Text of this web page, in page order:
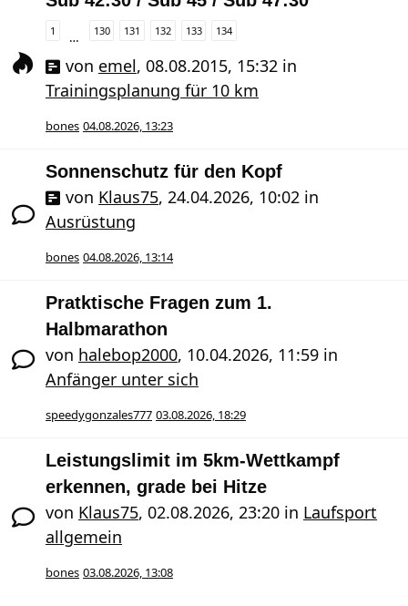
1 … 130 131 132 133 134
von emel, 08.08.2015, 15:32 in
Trainingsplanung für 10 km
bones 04.08.2026, 13:23
Sonnenschutz für den Kopf
von Klaus75, 24.04.2026, 10:02 in
Ausrüstung
bones 04.08.2026, 13:14
Pratktische Fragen zum 1.
Halbmarathon
von halebop2000, 10.04.2026, 11:59 in
Anfänger unter sich
speedygonzales777 03.08.2026, 18:29
Leistungslimit im 5km-Wettkampf
erkennen, grade bei Hitze
von Klaus75, 02.08.2026, 23:20 in Laufsport
allgemein
bones 03.08.2026, 13:08